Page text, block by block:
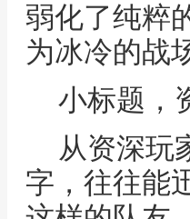
弱化了纯粹
为冰冷的战
小标题，
从资深玩
字，往往能